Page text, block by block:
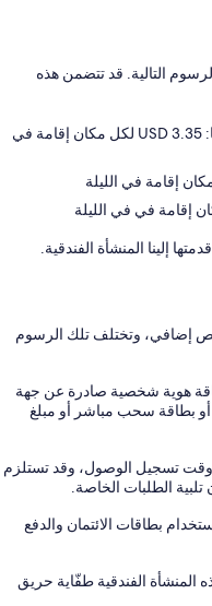
التالية. قد تتضمن هذه
تفرض المدينة ضريبة تبلغ قيمتها: 3.35 USD لكل مكان إقامة في
إلينا المنشأة الفندقية.
إضافي، وتختلف تلك الرسوم
هوية شخصية صادرة عن جهة
أو بطاقة سحب مباشر أو مبلغ
وقت تسجيل الوصول، وقد تستلزم
الطلبات الخاصة.
بطاقات الائتمان والدفع
الفندقية طفّاية حريق